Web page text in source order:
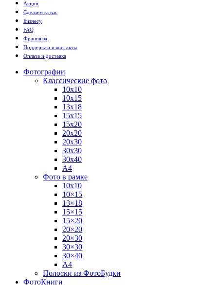
Акции
Сделаем за вас
Бизнесу
FAQ
Франшиза
Поддержка и контакты
Оплата и доставка
Фотографии
Классические фото
10х10
10х15
13х18
15х15
15х20
20х20
20х30
30х30
30х40
А4
Фото в рамке
10х10
10×15
13×18
15×15
15×20
20×20
20×30
30×30
30×40
A4
Полоски из ФотоБудки
ФотоКниги